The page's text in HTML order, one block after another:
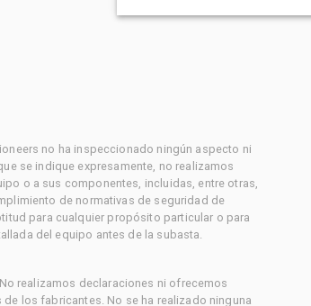
no ha inspeccionado ningún aspecto ni
se indique expresamente, no realizamos
o a sus componentes, incluidas, entre otras,
de normativas de seguridad de
para cualquier propósito particular o para
del equipo antes de la subasta.
realizamos declaraciones ni ofrecemos
los fabricantes. No se ha realizado ninguna